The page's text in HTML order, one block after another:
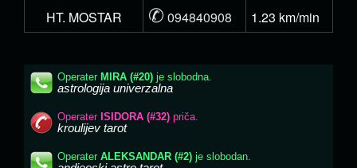
HT. MOSTAR
✆ 094840908 1.23 km/min